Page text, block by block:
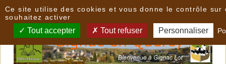
Ce site utilise des cookies et vous donne le contrôle sur
souhaitez activer
Tout accepter Tout refuser Personnaliser